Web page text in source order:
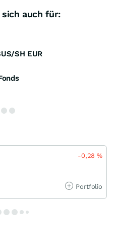
auch für:
SH EUR
-0,28%
Portfolio